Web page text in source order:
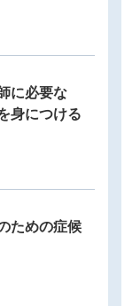
に必要な
身につける
ための症候